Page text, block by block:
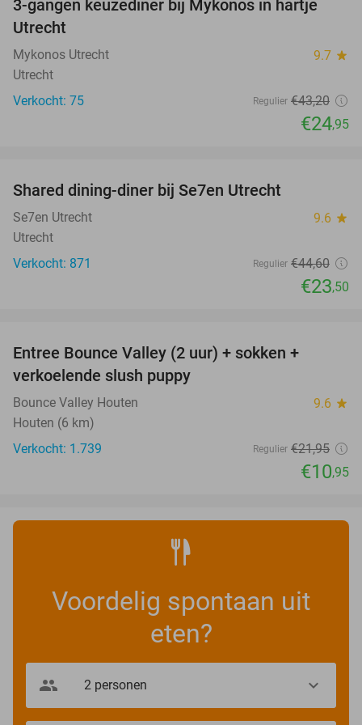
42%
3-gangen keuzediner bij Mykonos in hartje
Utrecht
Mykonos Utrecht 9.7 star
Utrecht
Verkocht: 75
Regulier €43,20
€24,95
Shared dining-diner bij Se7en Utrecht
Se7en Utrecht 9.6 star
Utrecht
Verkocht: 871
Regulier €44,60
€23,50
Entree Bounce Valley (2 uur) + sokken +
verkoelende slush puppy
Bounce Valley Houten 9.6 star
Houten (6 km)
Verkocht: 1.739
Regulier €21,95
€10,95
Voordelig spontaan uit
eten?